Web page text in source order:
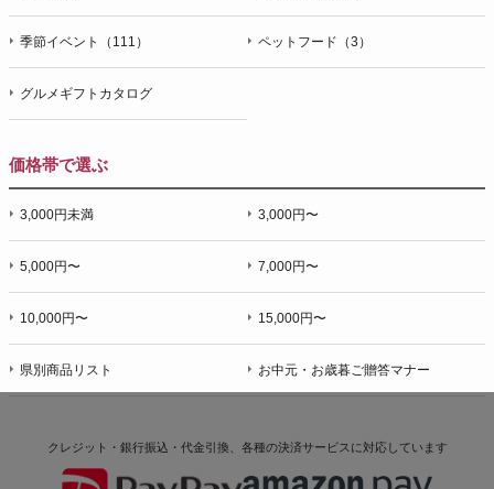
季節イベント（111） ペットフード（3）
グルメギフトカタログ
価格帯で選ぶ
3,000円未満 3,000円〜
5,000円〜 7,000円〜
10,000円〜 15,000円〜
県別商品リスト お中元・お歳暮ご贈答マナー
クレジット・銀行振込・代金引換、各種の決済サービスに対応しています